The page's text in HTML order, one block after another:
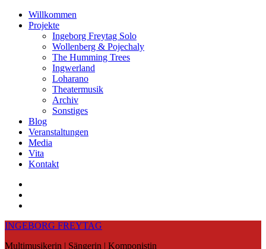
Skip
Willkommen
Projekte
Ingeborg Freytag Solo
Wollenberg & Pojechaly
The Humming Trees
Ingwerland
Loharano
Theatermusik
Archiv
Sonstiges
Blog
Veranstaltungen
Media
Vita
Kontakt
INGEBORG FREYTAG
Multimusikerin | Sängerin | Komponistin